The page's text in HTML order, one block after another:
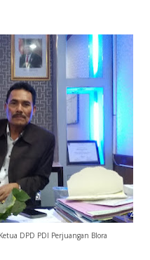
DPD PDI Perjuangan Blora